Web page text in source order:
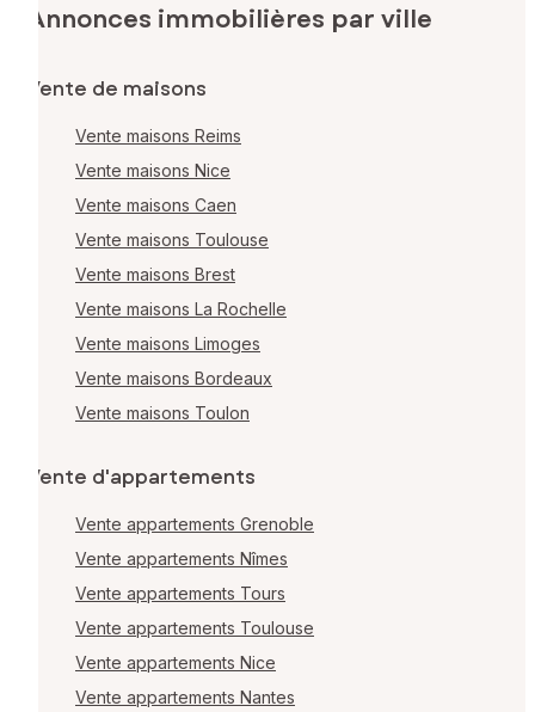
Annonces immobilières par ville
Vente de maisons
Vente maisons Reims
Vente maisons Nice
Vente maisons Caen
Vente maisons Toulouse
Vente maisons Brest
Vente maisons La Rochelle
Vente maisons Limoges
Vente maisons Bordeaux
Vente maisons Toulon
Vente d'appartements
Vente appartements Grenoble
Vente appartements Nîmes
Vente appartements Tours
Vente appartements Toulouse
Vente appartements Nice
Vente appartements Nantes